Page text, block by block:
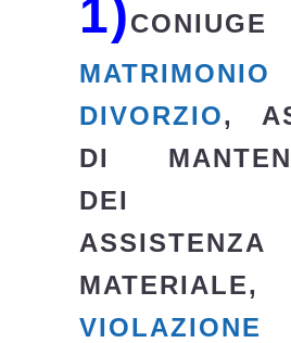
1)CONIUGE
DIVORZIO,
DI
DEI
ASSISTENZA
MATERIALE,